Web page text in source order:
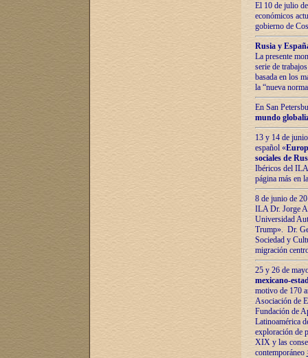
El 10 de julio
económicos
gobierno de
Rusia y
La presente
serie de
basada en los
la “nueva
En San
mundo
13 y 14 de
español «
sociales de
Ibéricos del ILA
página más en
8 de junio de
ILA Dr. Jorge
Universidad
Trump». Dr.
Sociedad y
migración
25 y 26 de
mexicano-
motivo de 170
Asociación de
Fundación de
Latinoamérica
exploración de
XIX y las
contemporáneo